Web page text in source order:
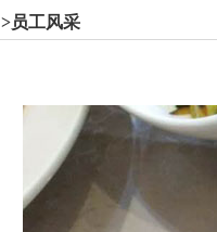
>员工风采